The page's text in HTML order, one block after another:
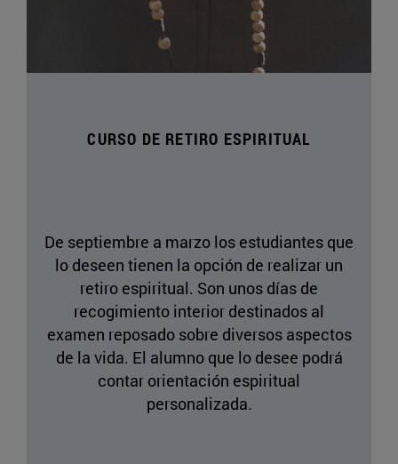
CURSO DE RETIRO ESPIRITUAL
De septiembre a marzo los estudiantes que
lo deseen tienen la opción de realizar un
retiro espiritual. Son unos días de
recogimiento interior destinados al
examen reposado sobre diversos aspectos
de la vida. El alumno que lo desee podrá
contar orientación espiritual
personalizada.